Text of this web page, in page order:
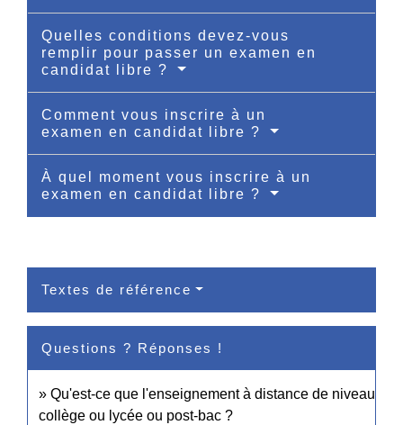
Quelles conditions devez-vous
remplir pour passer un examen en
candidat libre ?
Comment vous inscrire à un
examen en candidat libre ?
À quel moment vous inscrire à un
examen en candidat libre ?
Textes de référence
Questions ? Réponses !
Qu'est-ce que l'enseignement à distance de niveau
collège ou lycée ou post-bac ?